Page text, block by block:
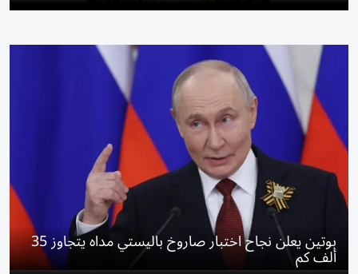
بوتين يعلن نجاح اختبار صاروخ باليستي مداه يتجاوز 35
ألف كم